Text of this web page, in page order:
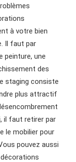
à votre bien
Il faut par
peinture, une
des
staging consiste
plus attractif
il faut retirer par
le mobilier pour
pouvez aussi